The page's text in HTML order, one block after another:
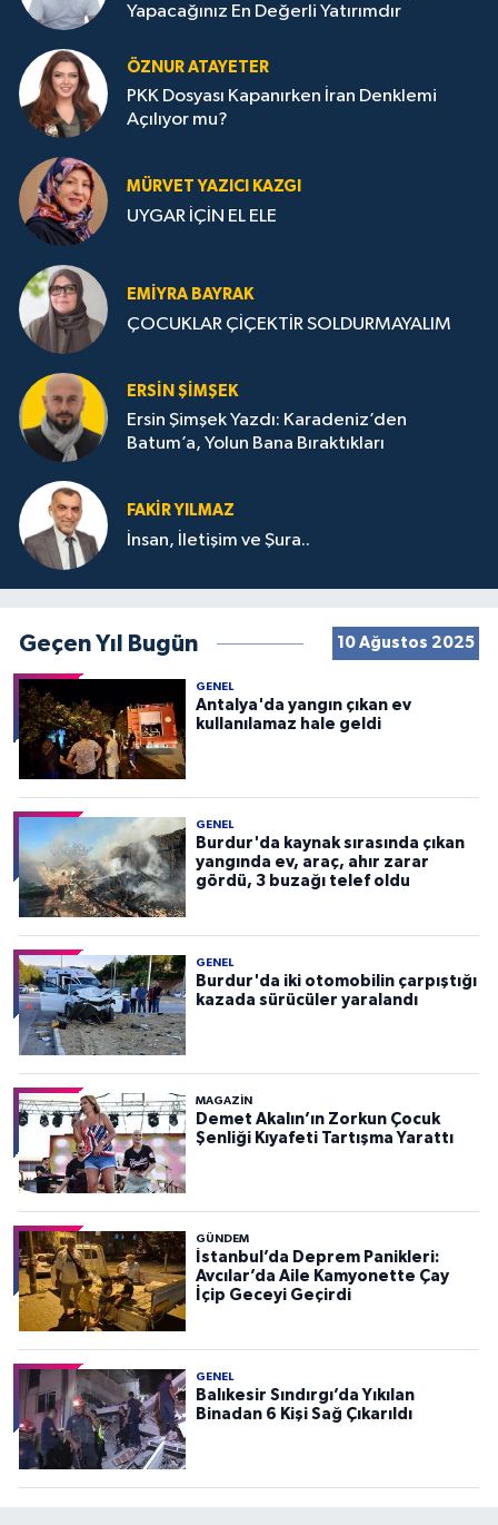
Yapacağınız En Değerli Yatırımdır
ÖZNUR ATAYETER
PKK Dosyası Kapanırken İran Denklemi
Açılıyor mu?
MÜRVET YAZICI KAZGI
UYGAR İÇİN EL ELE
EMIYRA BAYRAK
ÇOCUKLAR ÇİÇEKTİR SOLDURMAYALIM
ERSIN ŞIMŞEK
Ersin Şimşek Yazdı: Karadeniz’den
Batum’a, Yolun Bana Bıraktıkları
FAKIR YILMAZ
İnsan, İletişim ve Şura..
Geçen Yıl Bugün 10 Ağustos 2025
GENEL
Antalya'da yangın çıkan ev
kullanılamaz hale geldi
GENEL
Burdur'da kaynak sırasında çıkan
yangında ev, araç, ahır zarar
gördü, 3 buzağı telef oldu
GENEL
Burdur'da iki otomobilin çarpıştığı
kazada sürücüler yaralandı
MAGAZİN
Demet Akalın’ın Zorkun Çocuk
Şenliği Kıyafeti Tartışma Yarattı
GÜNDEM
İstanbul’da Deprem Panikleri:
Avcılar’da Aile Kamyonette Çay
İçip Geceyi Geçirdi
GENEL
Balıkesir Sındırgı’da Yıkılan
Binadan 6 Kişi Sağ Çıkarıldı